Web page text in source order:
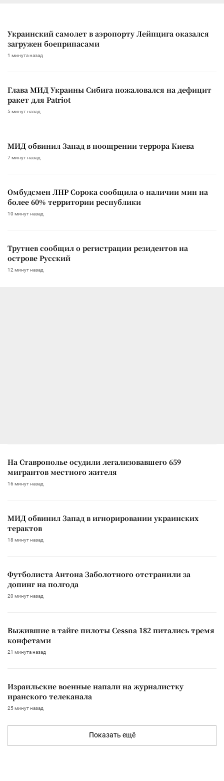
Украинский самолет в аэропорту Лейпцига оказался
загружен боеприпасами
1 минута назад
Глава МИД Украины Сибига пожаловался на дефицит
ракет для Patriot
5 минут назад
МИД обвинил Запад в поощрении террора Киева
7 минут назад
Омбудсмен ЛНР Сорока сообщила о наличии мин на
более 60% территории республики
10 минут назад
Трутнев сообщил о регистрации резидентов на
острове Русский
12 минут назад
На Ставрополье осудили легализовавшего 659
мигрантов местного жителя
16 минут назад
МИД обвинил Запад в игнорировании украинских
терактов
18 минут назад
Футболиста Антона Заболотного отстранили за
допинг на полгода
20 минут назад
Выжившие в тайге пилоты Cessna 182 питались тремя
конфетами
21 минута назад
Израильские военные напали на журналистку
иранского телеканала
25 минут назад
Показать ещё